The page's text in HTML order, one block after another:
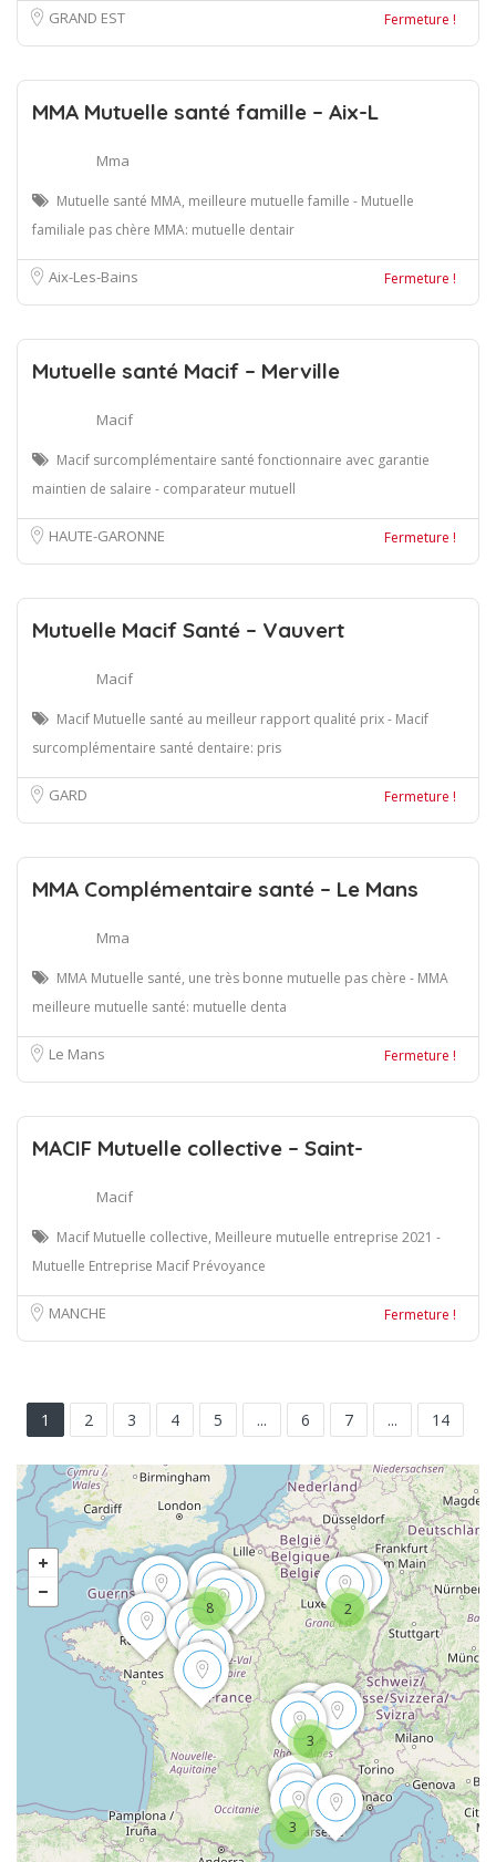
GRAND EST Fermeture !
MMA Mutuelle santé famille – Aix-L
Mma
Mutuelle santé MMA, meilleure mutuelle famille - Mutuelle
familiale pas chère MMA: mutuelle dentair
Aix-Les-Bains Fermeture !
Mutuelle santé Macif – Merville
Macif
Macif surcomplémentaire santé fonctionnaire avec garantie
maintien de salaire - comparateur mutuell
HAUTE-GARONNE Fermeture !
Mutuelle Macif Santé – Vauvert
Macif
Macif Mutuelle santé au meilleur rapport qualité prix - Macif
surcomplémentaire santé dentaire: pris
GARD Fermeture !
MMA Complémentaire santé – Le Mans
Mma
MMA Mutuelle santé, une très bonne mutuelle pas chère - MMA
meilleure mutuelle santé: mutuelle denta
Le Mans Fermeture !
MACIF Mutuelle collective – Saint-
Macif
Macif Mutuelle collective, Meilleure mutuelle entreprise 2021 -
Mutuelle Entreprise Macif Prévoyance
MANCHE Fermeture !
1 2 3 4 5 ... 6 7 ... 14
3
2
3
8